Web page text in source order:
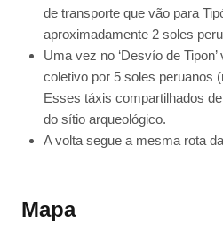
de transporte que vão para
aproximadamente 2 soles
Uma vez no ‘Desvío de
coletivo por 5 soles peruanos
Esses táxis compartilhados
do sítio arqueológico.
A volta segue a mesma rota
Mapa